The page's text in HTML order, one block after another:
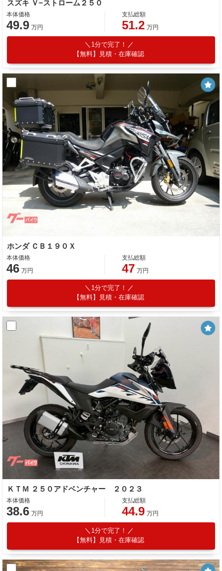
スズキ Ｖ−ストローム２５０
本体価格
49.9 万円
支払総額
51.2 万円
1分で完了！
【無料】見積・在庫確認
ホンダ ＣＢ１９０Ｘ
本体価格
46 万円
支払総額
47 万円
1分で完了！
【無料】見積・在庫確認
ＫＴＭ ２５０アドベンチャー ２０２３
本体価格
38.6 万円
支払総額
44.9 万円
1分で完了！
【無料】見積・在庫確認